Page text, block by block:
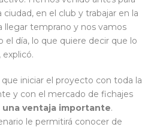
en el club y trabajar en la
llegar temprano y nos vamos
el día, lo que quiere decir que lo
iniciar el proyecto con toda la
y con el mercado de fichajes
una ventaja importante.
le permitirá conocer de